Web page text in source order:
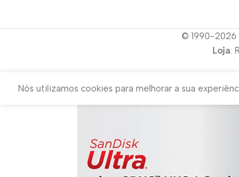
© 1990-2026
Loja:
Nós utilizamos cookies para melhorar a sua